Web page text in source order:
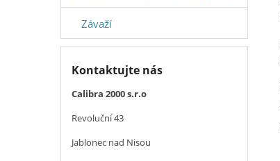
Závaží
Kontaktujte nás
Calibra 2000 s.r.o
Revoluční 43
Jablonec nad Nisou